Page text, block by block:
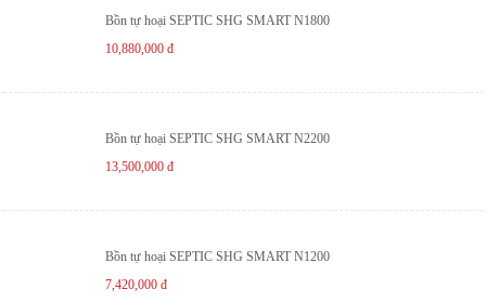
Bồn tự hoại SEPTIC SHG SMART N1800
10,880,000đ
Bồn tự hoại SEPTIC SHG SMART N2200
13,500,000đ
Bồn tự hoại SEPTIC SHG SMART N1200
7,420,000đ